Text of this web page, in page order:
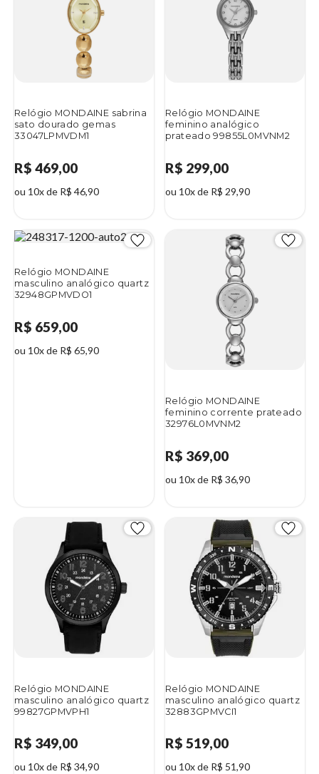
Relógio MONDAINE sabrina
sato dourado gemas
33047LPMVDM1
R$ 469,00
ou 10x de R$ 46,90
Relógio MONDAINE
feminino analógico
prateado 99855L0MVNM2
R$ 299,00
ou 10x de R$ 29,90
Relógio MONDAINE
masculino analógico quartz
32948GPMVDO1
R$ 659,00
ou 10x de R$ 65,90
Relógio MONDAINE
feminino corrente prateado
32976L0MVNM2
R$ 369,00
ou 10x de R$ 36,90
Relógio MONDAINE
masculino analógico quartz
99827GPMVPH1
R$ 349,00
ou 10x de R$ 34,90
Relógio MONDAINE
masculino analógico quartz
32883GPMVCI1
R$ 519,00
ou 10x de R$ 51,90